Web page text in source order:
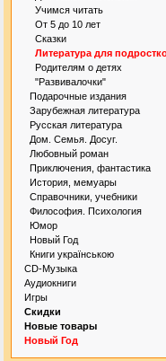
Учимся читать
От 5 до 10 лет
Сказки
Литература для
Родителям о детях
"Развивалочки"
Подарочные издания
Зарубежная литература
Русская литература
Дом. Семья. Досуг.
Любовный роман
Приключения, фантастика
История, мемуары
Справочники, учебники
Философия. Психология
Юмор
Новый Год
Книги українською
CD-Музыка
Аудиокниги
Игры
Скидки
Новые товары
Новый Год